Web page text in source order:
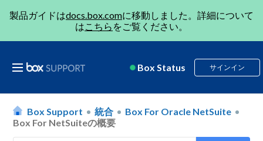
製品ガイドはdocs.box.comに移動しました。詳細について
はこちら をご覧ください。
Box Status サインイン
Box Support 統合
Box For Oracle NetSuite
Box For NetSuiteの概要